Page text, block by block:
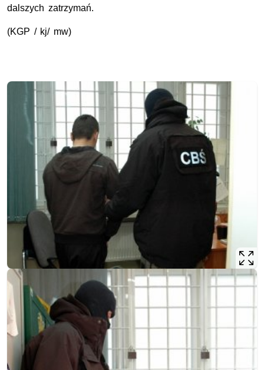
dalszych zatrzymań.
(KGP / kj/ mw)